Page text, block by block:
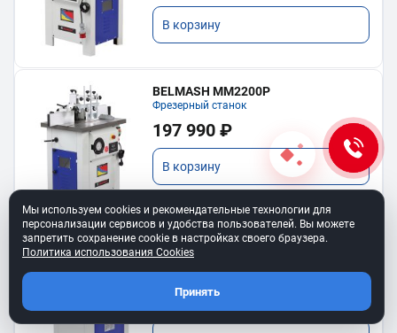
В корзину
BELMASH MM2200P
Фрезерный станок
197 990 ₽
В корзину
BELMASH MM1500ST1000/400 (1,5
142 990 ₽
Мы используем cookies и рекомендательные технологии для
персонализации сервисов и удобства пользователей. Вы можете
запретить сохранение cookie в настройках своего браузера.
Политика использования Cookies
Принять